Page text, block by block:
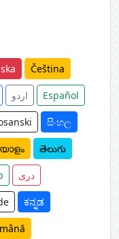
Čeština
اردو Español
සිංහල
తెలుగు
دری
ಕನ್ನಡ